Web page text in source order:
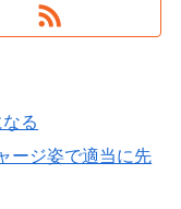
る
ージ姿で適当に先